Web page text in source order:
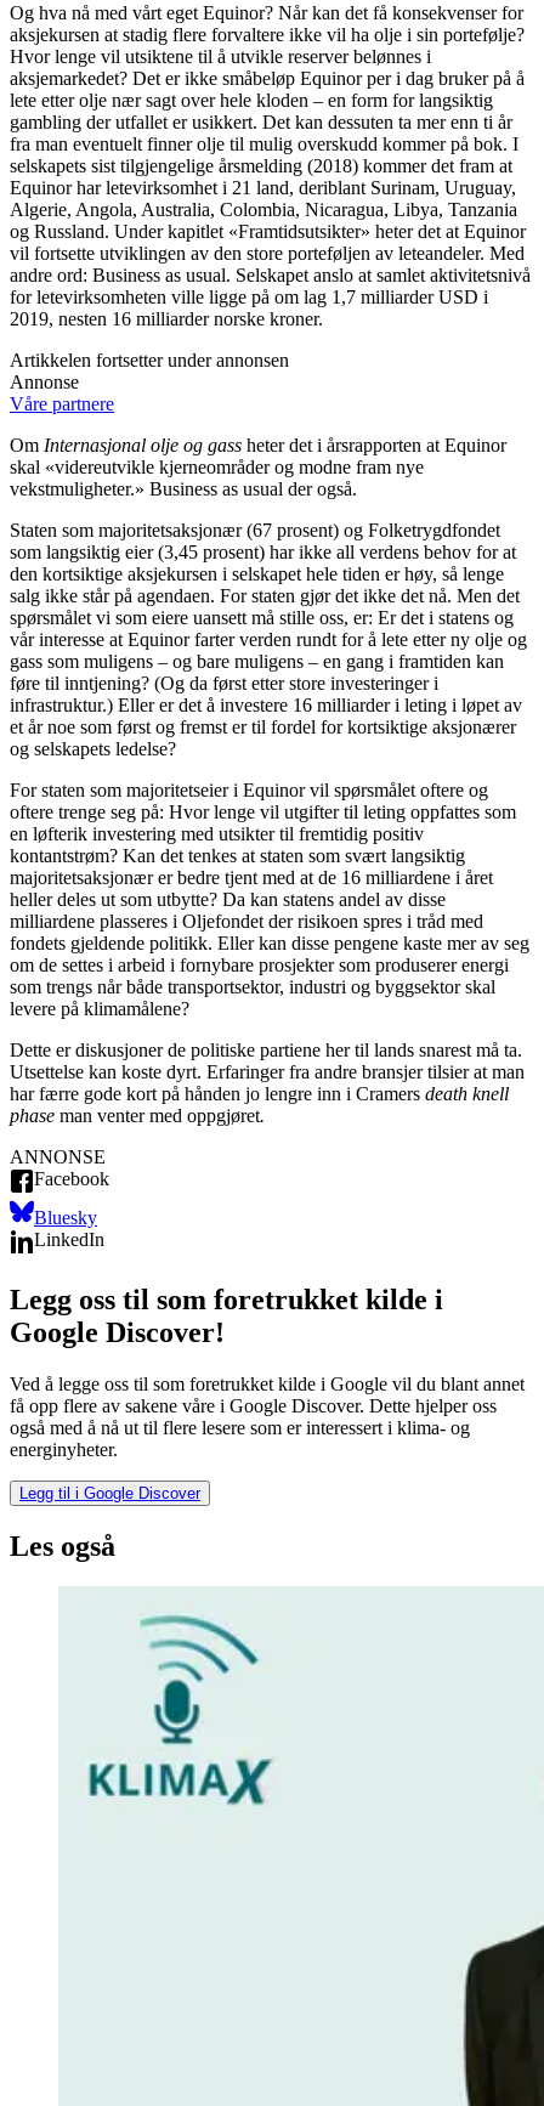
Og hva nå med vårt eget Equinor? Når kan det få konsekvenser for
aksjekursen at stadig flere forvaltere ikke vil ha olje i sin portefølje?
Hvor lenge vil utsiktene til å utvikle reserver belønnes i
aksjemarkedet? Det er ikke småbeløp Equinor per i dag bruker på å
lete etter olje nær sagt over hele kloden – en form for langsiktig
gambling der utfallet er usikkert. Det kan dessuten ta mer enn ti år
fra man eventuelt finner olje til mulig overskudd kommer på bok. I
selskapets sist tilgjengelige årsmelding (2018) kommer det fram at
Equinor har letevirksomhet i 21 land, deriblant Surinam, Uruguay,
Algerie, Angola, Australia, Colombia, Nicaragua, Libya, Tanzania
og Russland. Under kapitlet «Framtidsutsikter» heter det at Equinor
vil fortsette utviklingen av den store porteføljen av leteandeler. Med
andre ord: Business as usual. Selskapet anslo at samlet aktivitetsnivå
for letevirksomheten ville ligge på om lag 1,7 milliarder USD i
2019, nesten 16 milliarder norske kroner.
Artikkelen fortsetter under annonsen
Annonse
Våre partnere
Om Internasjonal olje og gass heter det i årsrapporten at Equinor
skal «videreutvikle kjerneområder og modne fram nye
vekstmuligheter.» Business as usual der også.
Staten som majoritetsaksjonær (67 prosent) og Folketrygdfondet
som langsiktig eier (3,45 prosent) har ikke all verdens behov for at
den kortsiktige aksjekursen i selskapet hele tiden er høy, så lenge
salg ikke står på agendaen. For staten gjør det ikke det nå. Men det
spørsmålet vi som eiere uansett må stille oss, er: Er det i statens og
vår interesse at Equinor farter verden rundt for å lete etter ny olje og
gass som muligens – og bare muligens – en gang i framtiden kan
føre til inntjening? (Og da først etter store investeringer i
infrastruktur.) Eller er det å investere 16 milliarder i leting i løpet av
et år noe som først og fremst er til fordel for kortsiktige aksjonærer
og selskapets ledelse?
For staten som majoritetseier i Equinor vil spørsmålet oftere og
oftere trenge seg på: Hvor lenge vil utgifter til leting oppfattes som
en løfterik investering med utsikter til fremtidig positiv
kontantstrøm? Kan det tenkes at staten som svært langsiktig
majoritetsaksjonær er bedre tjent med at de 16 milliardene i året
heller deles ut som utbytte? Da kan statens andel av disse
milliardene plasseres i Oljefondet der risikoen spres i tråd med
fondets gjeldende politikk. Eller kan disse pengene kaste mer av seg
om de settes i arbeid i fornybare prosjekter som produserer energi
som trengs når både transportsektor, industri og byggsektor skal
levere på klimamålene?
Dette er diskusjoner de politiske partiene her til lands snarest må ta.
Utsettelse kan koste dyrt. Erfaringer fra andre bransjer tilsier at man
har færre gode kort på hånden jo lengre inn i Cramers death knell
phase man venter med oppgjøret.
ANNONSE
Facebook
Bluesky
LinkedIn
Legg oss til som foretrukket kilde i
Google Discover!
Ved å legge oss til som foretrukket kilde i Google vil du blant annet
få opp flere av sakene våre i Google Discover. Dette hjelper oss
også med å nå ut til flere lesere som er interessert i klima- og
energinyheter.
Legg til i Google Discover
Les også